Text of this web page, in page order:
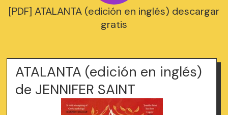
[PDF] ATALANTA (edición en inglés) descargar
gratis
ATALANTA (edición en inglés)
de JENNIFER SAINT